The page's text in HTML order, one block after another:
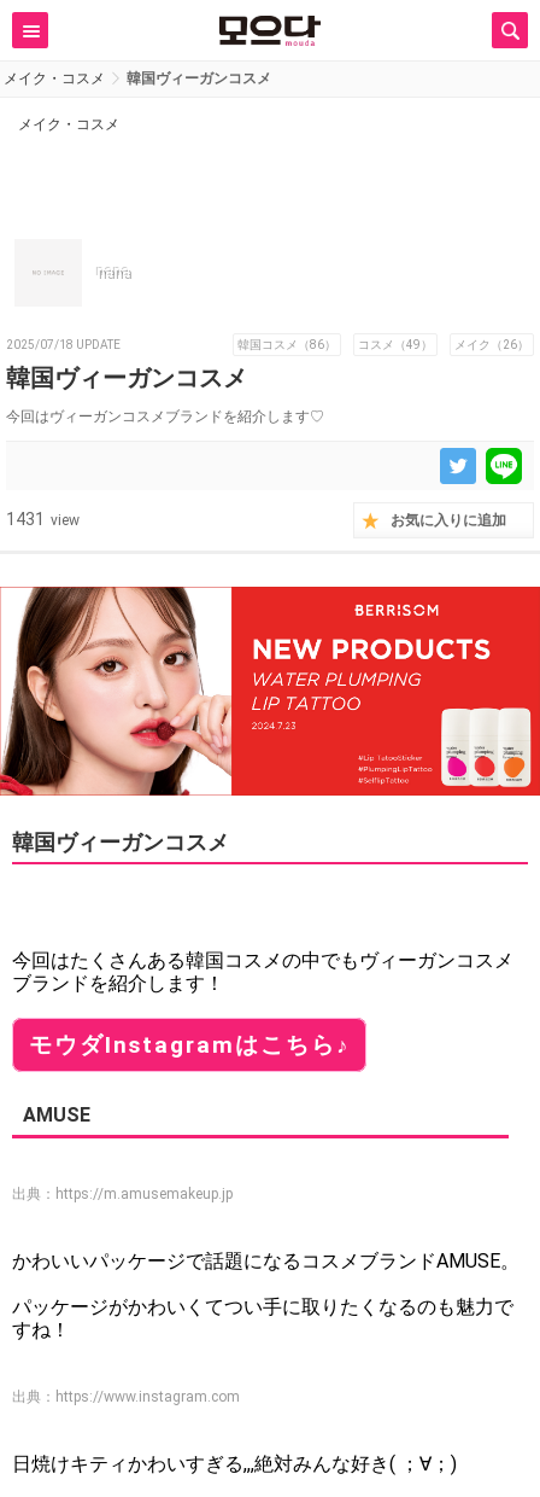
メイク・コスメ 韓国ヴィーガンコスメ
メイク・コスメ
nana
2025/07/18 UPDATE 韓国コスメ（86） コスメ（49） メイク（26）
韓国ヴィーガンコスメ
今回はヴィーガンコスメブランドを紹介します♡
1431 view お気に入りに追加
韓国ヴィーガンコスメ
今回はたくさんある韓国コスメの中でもヴィーガンコスメ
ブランドを紹介します！
モウダInstagramはこちら♪
AMUSE
出典： https://m.amusemakeup.jp
かわいいパッケージで話題になるコスメブランドAMUSE。
パッケージがかわいくてつい手に取りたくなるのも魅力で
すね！
出典： https://www.instagram.com
日焼けキティかわいすぎる,,,絶対みんな好き( ；∀；)